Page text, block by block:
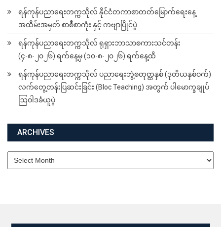
ရန်ကုန်ပညာရေးတက္ကသိုလ် နိုင်ငံတကာစာတတ်မြောက်ရေးနေ့
အထိမ်းအမှတ် စာစီစာကုံး နှင့် ကဗျာပြိုင်ပွဲ
ရန်ကုန်ပညာရေးတက္ကသိုလ် ရုရှားဘာသာစကားသင်တန်း
(၄-၈-၂၀၂၆) ရက်နေ့မှ (၁၀-၈-၂၀၂၆) ရက်နေ့ထိ
ရန်ကုန်ပညာရေးတက္ကသိုလ် ပညာရေးဘွဲ့စတုတ္ထနှစ် (ဒုတိယနှစ်ဝက်)
လက်တွေ့တန်းပြဆင်းခြင်း (Bloc Teaching) အတွက် ပါမောက္ခချုပ်
ဩဝါဒခံယူပွဲ
ARCHIVES
Archives